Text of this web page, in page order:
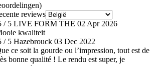
reviews
/ 5 LIVE FORM THE 02 Apr 2026
kwaliteit
/ 5 Hazebrouck 03 Dec 2022
ce soit la gourde ou l’impression, tout est de
bonne qualité ! Le rendu est super, je